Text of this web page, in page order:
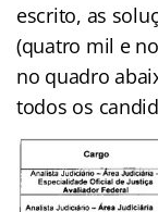
escrito, as
(quatro mil e
no quadro
todos os